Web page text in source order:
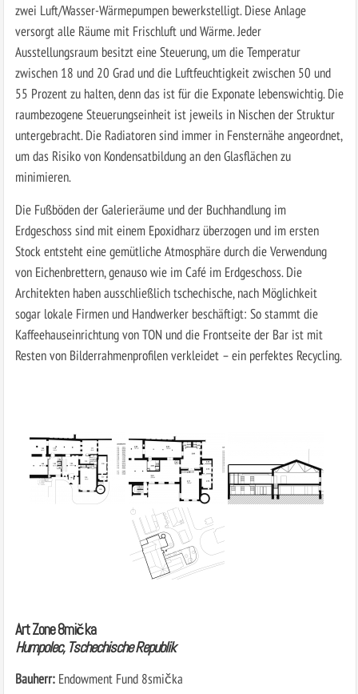
zwei Luft/Wasser-Wärmepumpen bewerkstelligt. Diese Anlage
versorgt alle Räume mit Frischluft und Wärme. Jeder
Ausstellungsraum besitzt eine Steuerung, um die Temperatur
zwischen 18 und 20 Grad und die Luftfeuchtigkeit zwischen 50 und
55 Prozent zu halten, denn das ist für die Exponate lebenswichtig. Die
raumbezogene Steuerungseinheit ist jeweils in Nischen der Struktur
untergebracht. Die Radiatoren sind immer in Fensternähe angeordnet,
um das Risiko von Kondensatbildung an den Glasflächen zu
minimieren.
Die Fußböden der Galerieräume und der Buchhandlung im
Erdgeschoss sind mit einem Epoxidharz überzogen und im ersten
Stock entsteht eine gemütliche Atmosphäre durch die Verwendung
von Eichenbrettern, genauso wie im Café im Erdgeschoss. Die
Architekten haben ausschließlich tschechische, nach Möglichkeit
sogar lokale Firmen und Handwerker beschäftigt: So stammt die
Kaffeehauseinrichtung von TON und die Frontseite der Bar ist mit
Resten von Bilderrahmenprofilen verkleidet – ein perfektes Recycling.
Art Zone 8mička
Humpolec, Tschechische Republik
Bauherr: Endowment Fund 8smička